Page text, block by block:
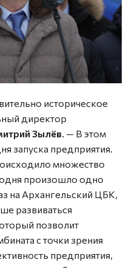
историческое
директор
Зылёв . — В этом
запуска предприятия.
множество
произошло одно
на Архангельский ЦБК,
развиваться
позволит
с точки зрения
предприятия,